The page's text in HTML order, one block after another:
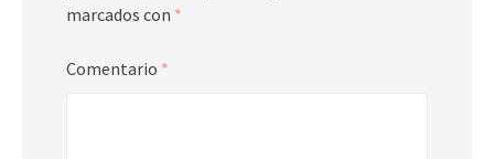
marcados con *
Comentario *